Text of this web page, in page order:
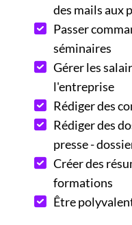
des mails aux
Passer
séminaires
Gérer les
l'entreprise
Rédiger des
Rédiger des
presse -
Créer des
formations
Être